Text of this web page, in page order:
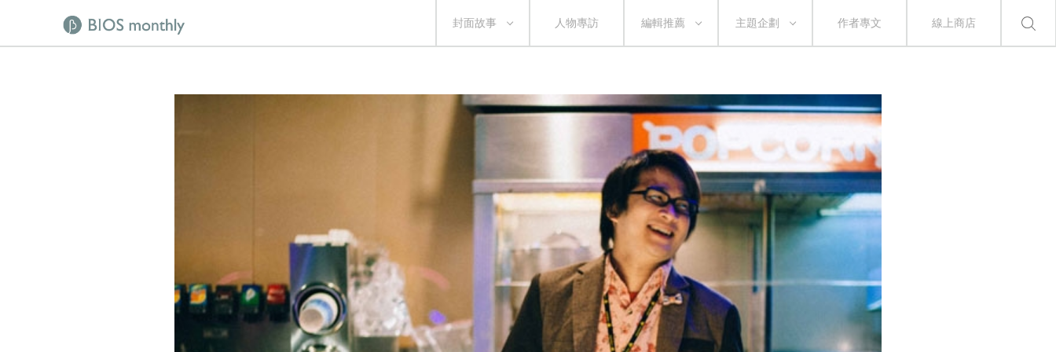
封面故事 人物專訪 編輯推薦 主題企劃 作者專文 線上商店